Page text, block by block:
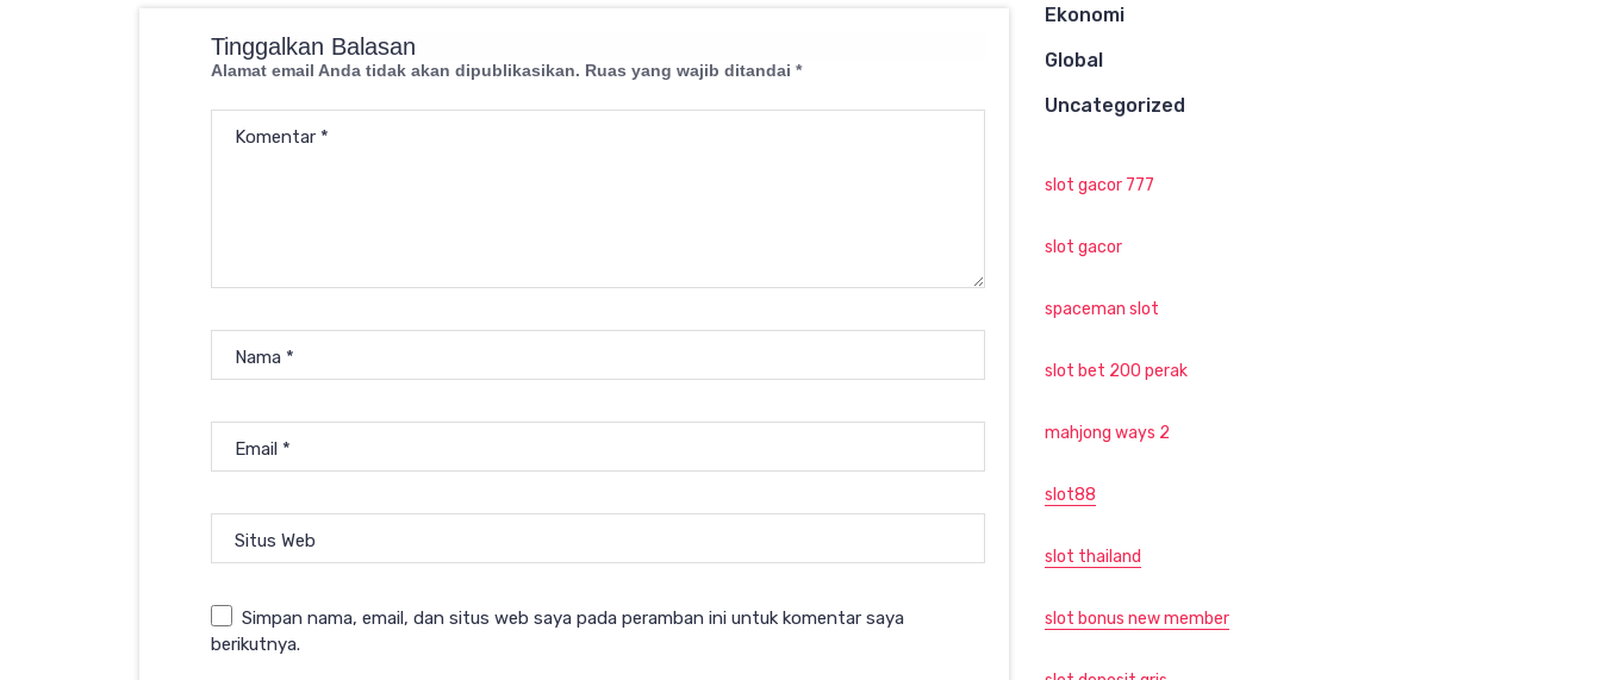
Tinggalkan Balasan
Alamat email Anda tidak akan dipublikasikan. Ruas yang wajib ditandai *
Komentar *
Nama *
Email *
Situs Web
Simpan nama, email, dan situs web saya pada peramban ini untuk komentar saya
berikutnya.
Ekonomi
Global
Uncategorized
slot gacor 777
slot gacor
spaceman slot
slot bet 200 perak
mahjong ways 2
slot88
slot thailand
slot bonus new member